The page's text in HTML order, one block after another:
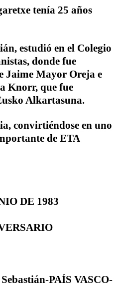
tenía 25 años
estudió en el Colegio
donde fue
Jaime Mayor Oreja e
Knorr, que fue
Alkartasuna.
convirtiéndose en uno
de ETA
DE 1983
PAÍS VASCO-